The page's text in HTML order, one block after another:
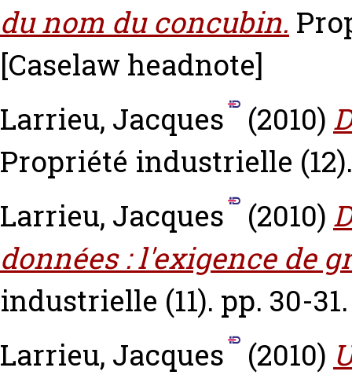
du nom du concubin.
[Caselaw headnote]
Larrieu, Jacques
(2010)
Propriété industrielle
Larrieu, Jacques
(2010)
données : l'exigence de
industrielle (11). pp. 30-
Larrieu, Jacques
(2010)